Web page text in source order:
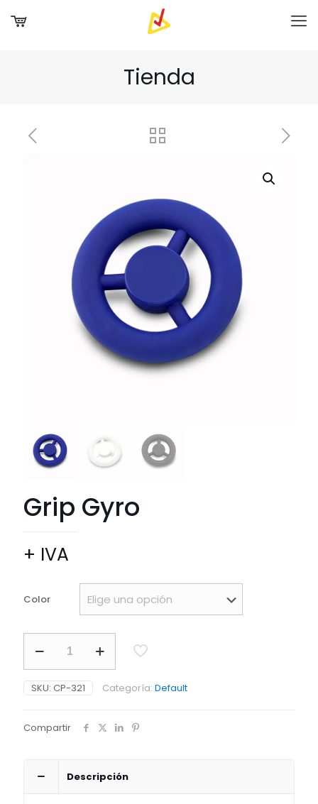
Tienda
Grip Gyro
+ IVA
Color
Gyro
cantidad
SKU: CP-321 Categoría: Default
Compartir
Descripción